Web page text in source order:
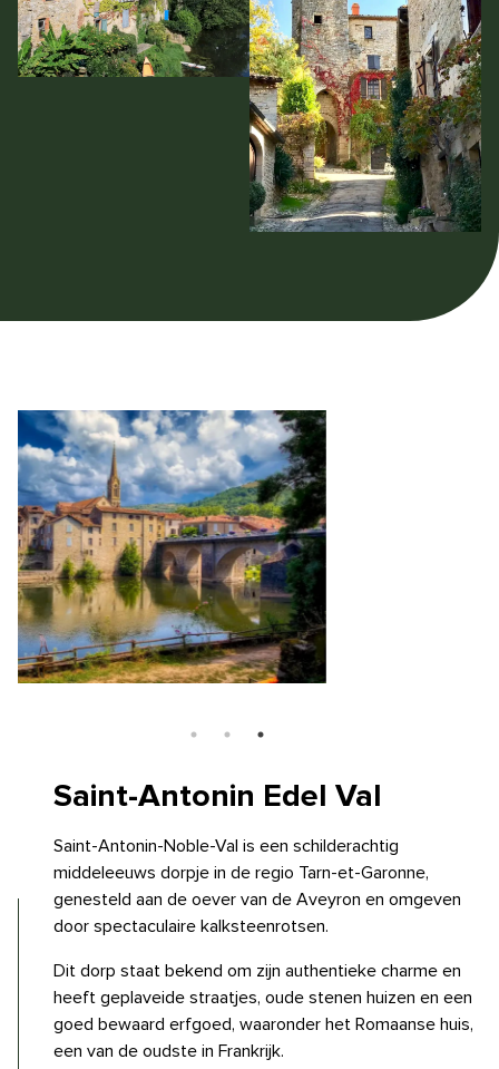
Saint-Antonin Edel Val
Saint-Antonin-Noble-Val is een schilderachtig
middeleeuws dorpje in de regio Tarn-et-Garonne,
genesteld aan de oever van de Aveyron en omgeven
door spectaculaire kalksteenrotsen.
Dit dorp staat bekend om zijn authentieke charme en
heeft geplaveide straatjes, oude stenen huizen en een
goed bewaard erfgoed, waaronder het Romaanse huis,
een van de oudste in Frankrijk.